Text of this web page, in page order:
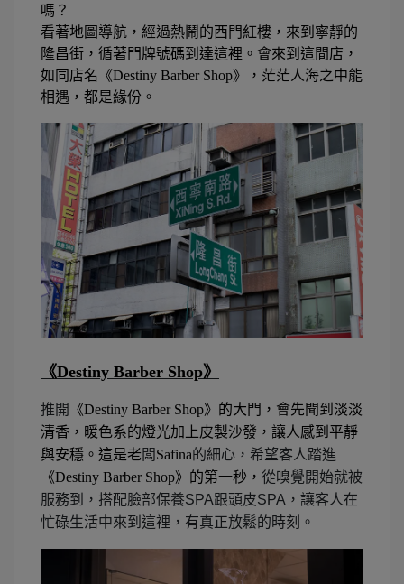
嗎？
看著地圖導航，經過熱鬧的西門紅樓，來到寧靜的
隆昌街，循著門牌號碼到達這裡。會來到這間店，
如同店名 《Destiny Barber Shop》，茫茫人海之中能
相遇，都是緣份。
《Destiny Barber Shop》
推開 《Destiny Barber Shop》的大門，會先聞到淡淡
清香，暖色系的燈光加上皮製沙發，讓人感到平靜
與安穩。這是老闆Safina的細心，希望客人踏進
《Destiny Barber Shop》的第一秒， 從嗅覺開始就被
服務到，搭配臉部保養SPA跟頭皮SPA ，讓客人在
忙碌生活中來到這裡，有真正放鬆的時刻 。